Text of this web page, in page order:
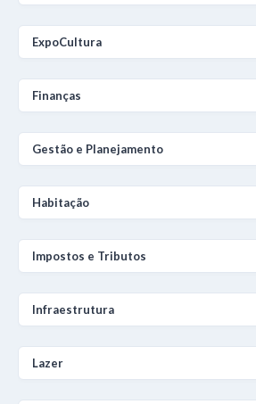
ExpoCultura
Finanças
Gestão e Planejamento
Habitação
Impostos e Tributos
Infraestrutura
Lazer